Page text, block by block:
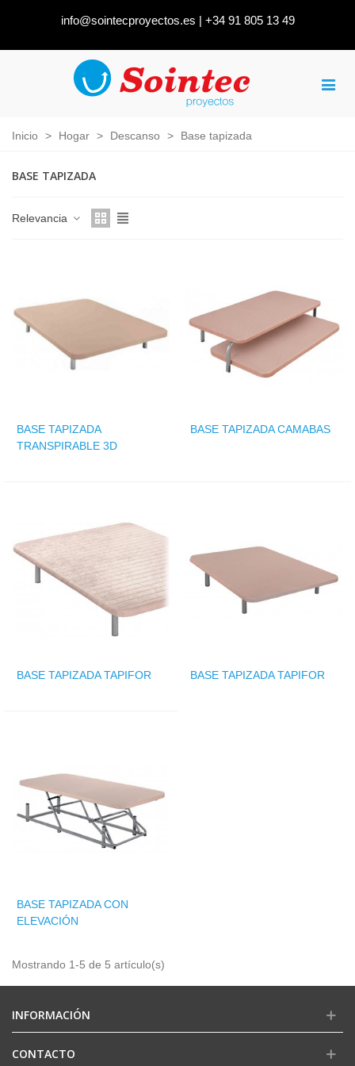
info@sointecproyectos.es | +34 91 805 13 49
Inicio > Hogar > Descanso > Base tapizada
BASE TAPIZADA
Relevancia
BASE TAPIZADA
TRANSPIRABLE 3D
BASE TAPIZADA CAMABAS
BASE TAPIZADA TAPIFOR BASE TAPIZADA TAPIFOR
BASE TAPIZADA CON
ELEVACIÓN
Mostrando 1-5 de 5 artículo(s)
INFORMACIÓN
CONTACTO